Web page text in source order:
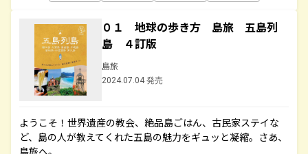
０１ 地球の歩き方 島旅 五島列
島 ４訂版
島旅
2024.07.04 発売
ようこそ！世界遺産の教会、絶品島ごはん、古民家ステイな
ど、島の人が教えてくれた五島の魅力をギュッと凝縮。さあ、
島旅へ。